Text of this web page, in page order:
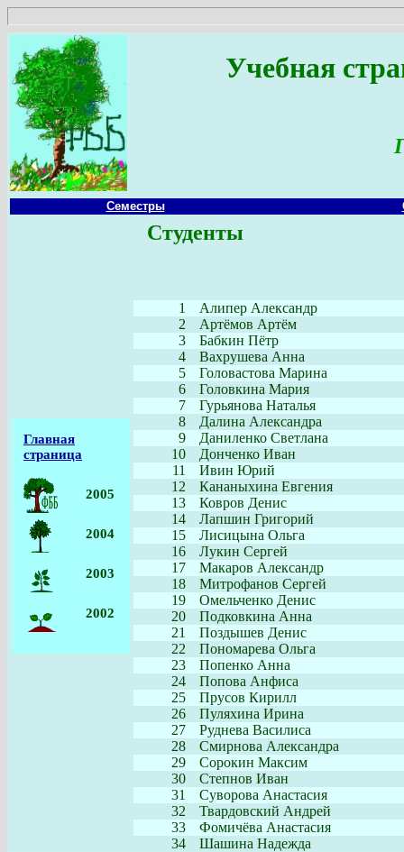
Учебная
Семестры
Главная
страница
2005
2004
2003
2002
Студенты
1
Алипер Александр
2
Артёмов Артём
3
Бабкин Пётр
4
Вахрушева Анна
5
Головастова Марина
6
Головкина Мария
7
Гурьянова Наталья
8
Далина Александра
9
Даниленко Светлана
10
Донченко Иван
11
Ивин Юрий
12
Кананыхина Евгения
13
Ковров Денис
14
Лапшин Григорий
15
Лисицына Ольга
16
Лукин Сергей
17
Макаров Александр
18
Митрофанов Сергей
19
Омельченко Денис
20
Подковкина Анна
21
Поздышев Денис
22
Пономарева Ольга
23
Попенко Анна
24
Попова Анфиса
25
Прусов Кирилл
26
Пуляхина Ирина
27
Руднева Василиса
28
Смирнова Александра
29
Сорокин Максим
30
Степнов Иван
31
Суворова Анастасия
32
Твардовский Андрей
33
Фомичёва Анастасия
34
Шашина Надежда